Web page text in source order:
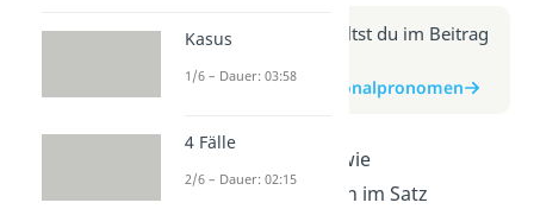
Weitere Infos erhältst du im Beitrag
zum Beitrag: Personalpronomen
Hier wird erklärt, wie
Personalpronomen im Satz
Kasus
1/6 – Dauer: 03:58
4 Fälle
2/6 – Dauer: 02:15